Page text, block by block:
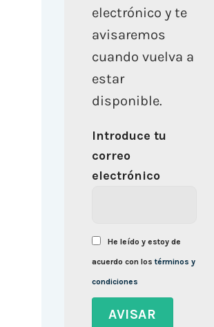
electrónico y te
avisaremos
cuando vuelva a
estar
disponible.
Introduce tu
correo
electrónico
He leído y estoy de
acuerdo con lostérminos y
condiciones